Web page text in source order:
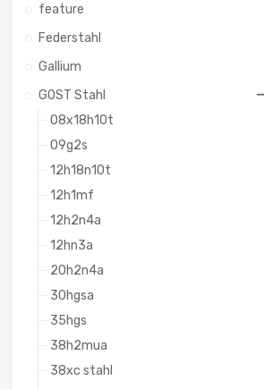
feature
Federstahl
Gallium
GOST Stahl
08x18h10t
09g2s
12h18n10t
12h1mf
12h2n4a
12hn3a
20h2n4a
30hgsa
35hgs
38h2mua
38xc stahl